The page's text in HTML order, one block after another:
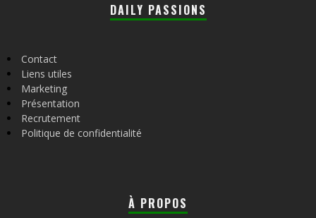
DAILY PASSIONS
Contact
Liens utiles
Marketing
Présentation
Recrutement
Politique de confidentialité
À PROPOS